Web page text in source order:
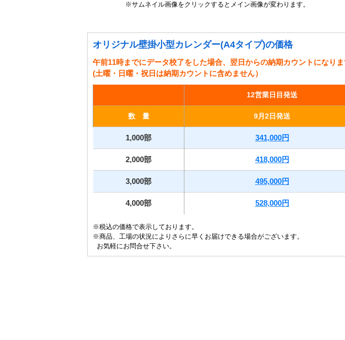
※サムネイル画像をクリックするとメイン画像が変わります。
オリジナル壁掛小型カレンダー(A4タイプ)の価格
午前11時までにデータ校了をした場合、翌日からの納期カウントになりま
(土曜・日曜・祝日は納期カウントに含めません）
12営業日目発送
数 量 9月2日発送
1,000部 341,000円
2,000部 418,000円
3,000部 495,000円
4,000部 528,000円
※税込の価格で表示しております。
※商品、工場の状況によりさらに早くお届けできる場合がございます。
お気軽にお問合せ下さい。